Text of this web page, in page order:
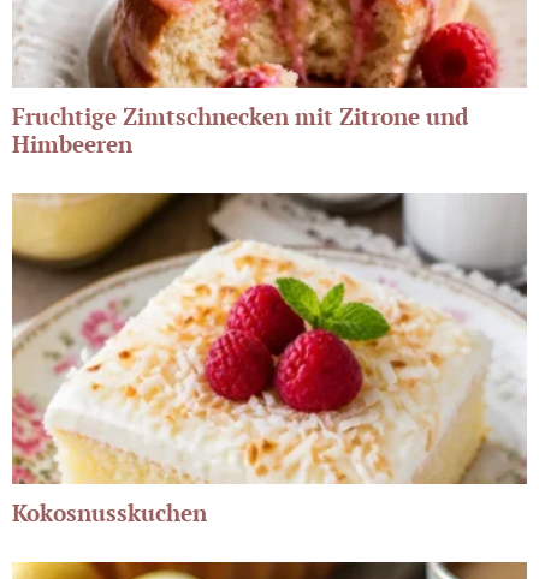
Fruchtige Zimtschnecken mit Zitrone und
Himbeeren
Kokosnusskuchen